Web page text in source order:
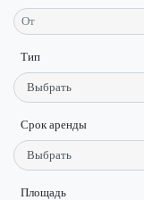
Тип
Срок аренды
Площадь